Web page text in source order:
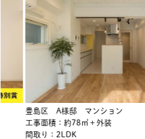
邸 マンション
約78㎡＋外装